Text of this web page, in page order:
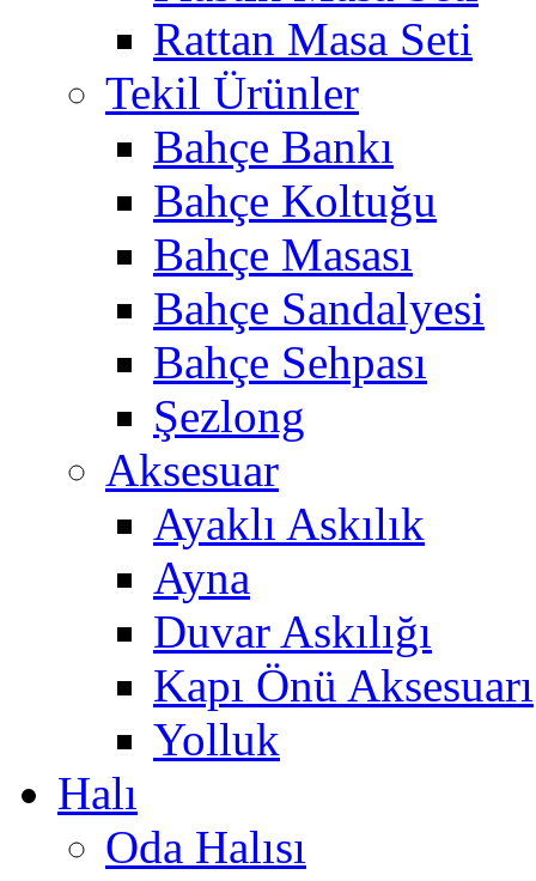
Rattan Masa Seti
Tekil Ürünler
Bahçe Bankı
Bahçe Koltuğu
Bahçe Masası
Bahçe Sandalyesi
Bahçe Sehpası
Şezlong
Aksesuar
Ayaklı Askılık
Ayna
Duvar Askılığı
Kapı Önü Aksesuarı
Yolluk
Halı
Oda Halısı